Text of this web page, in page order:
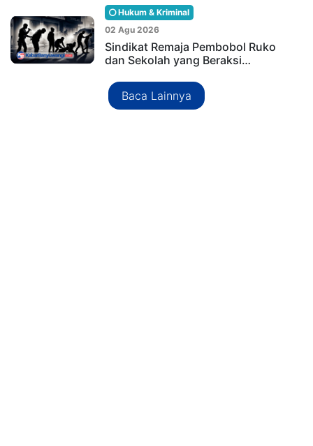
Hukum & Kriminal
02 Agu 2026
Sindikat Remaja Pembobol Ruko
dan Sekolah yang Beraksi…
Baca Lainnya